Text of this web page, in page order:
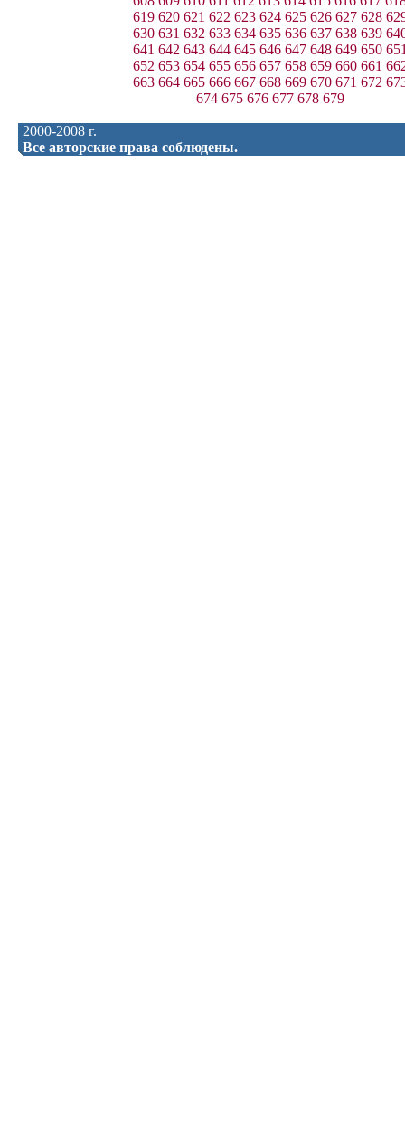
619 620 621 622 623 624 625 626 627 628
630 631 632 633 634 635 636 637 638 639
641 642 643 644 645 646 647 648 649 650
652 653 654 655 656 657 658 659 660 661
663 664 665 666 667 668 669 670 671 672
674 675 676 677 678 679
2000-2008 г.
Все авторские права соблюдены.